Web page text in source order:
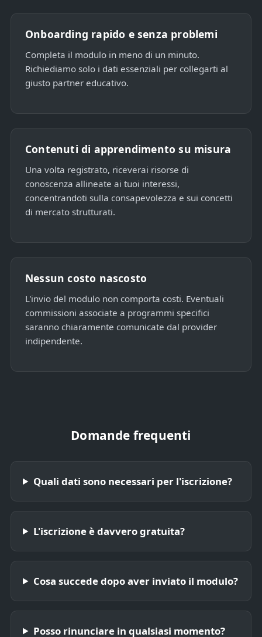
Onboarding rapido e senza problemi
Completa il modulo in meno di un minuto.
Richiediamo solo i dati essenziali per collegarti al
giusto partner educativo.
Contenuti di apprendimento su misura
Una volta registrato, riceverai risorse di
conoscenza allineate ai tuoi interessi,
concentrandoti sulla consapevolezza e sui concetti
di mercato strutturati.
Nessun costo nascosto
L'invio del modulo non comporta costi. Eventuali
commissioni associate a programmi specifici
saranno chiaramente comunicate dal provider
indipendente.
Domande frequenti
Quali dati sono necessari per l'iscrizione?
L'iscrizione è davvero gratuita?
Cosa succede dopo aver inviato il modulo?
Posso rinunciare in qualsiasi momento?